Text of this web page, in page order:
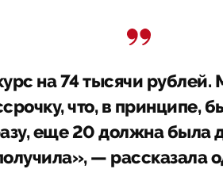
на 74 тысячи
что, в принципе,
еще 20 должна была
— рассказала